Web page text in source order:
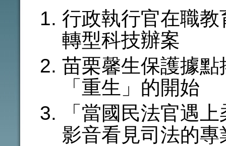
行政執行官在職
轉型科技辦案
苗栗馨生保護據
「重生」的開始
「當國民法官遇
影音看見司法的專